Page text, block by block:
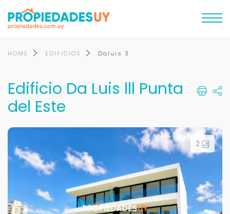
HOME EDIFICIOS Daluis 3
Edificio Da Luis lll Punta
del Este
2